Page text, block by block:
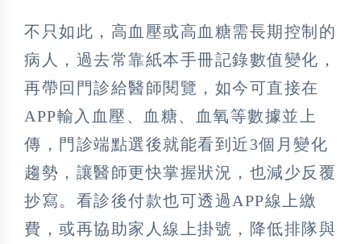
不只如此，高血壓或高血糖需長期控制的
病人，過去常靠紙本手冊記錄數值變化，
再帶回門診給醫師閱覽，如今可直接在
APP輸入血壓、血糖、血氧等數據並上
傳，門診端點選後就能看到近3個月變化
趨勢，讓醫師更快掌握狀況，也減少反覆
抄寫。看診後付款也可透過APP線上繳
費，或再協助家人線上掛號，降低排隊與